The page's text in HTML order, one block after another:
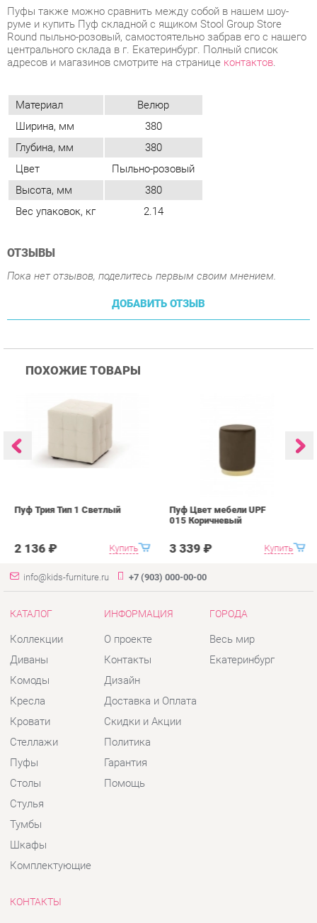
Материал
Велюр
Ширина, мм
380
Глубина, мм
380
Высота, мм
380
Вес упаковок, кг
2.14
ОТЗЫВЫ
Пока нет отзывов, поделитесь первым своим мнением.
ДОБАВИТЬ ОТЗЫВ
ПОХОЖИЕ ТОВАРЫ
Купить
Пуф Трия Тип 1 Светлый
2 136 ₽
КАТАЛОГ
Диваны
Комоды
Кресла
Кровати
Стеллажи
Пуфы
Столы
Стулья
ИНФОРМАЦИЯ
Контакты
Дизайн
Доставка и Оплата
Скидки и Акции
Политика
Гарантия
Помощь
ГОРОДА
Екатеринбург
КОНТАКТЫ
Шоурум и склад самовывоза
Адрес: г. Екатеринбург, пер.
Базовый, 47
Телефон: +7 (903) 000-00-00